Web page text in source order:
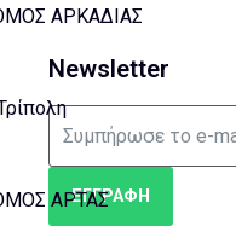
ΑΡΚΑΔΙΑΣ
ΑΡΤΑΣ
Newsletter
ΕΓΓΡΑΦΗ